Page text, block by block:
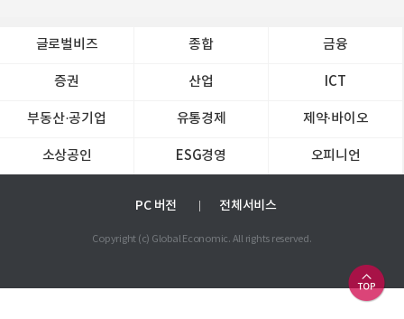
글로벌비즈 종합 금융
증권 산업 ICT
부동산·공기업 유통경제 제약∙바이오
소상공인 ESG경영 오피니언
PC 버전 전체서비스
Copyright (c) Global Economic. All rights reserved.